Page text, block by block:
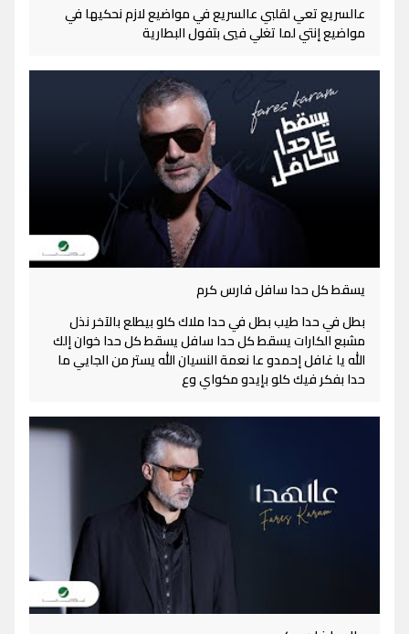
عالسريع تعي لقلبي عالسريع في مواضيع لازم نحكيها في
مواضيع إنتي لما تغلي فيي بتفول البطارية
يسقط كل حدا سافل فارس كرم
بطل في حدا طيب بطل في حدا ملاك كلو بيطلع بالآخر نذل
مشبع الكارات يسقط كل حدا سافل يسقط كل حدا خوان إلك
الله يا غافل إحمدو عا نعمة النسيان الله يستر من الجايي ما
حدا بفكر فيك كلو بإيدو مكواي وع